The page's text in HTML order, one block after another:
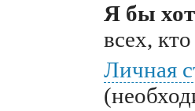
Я бы
всех,
Личная